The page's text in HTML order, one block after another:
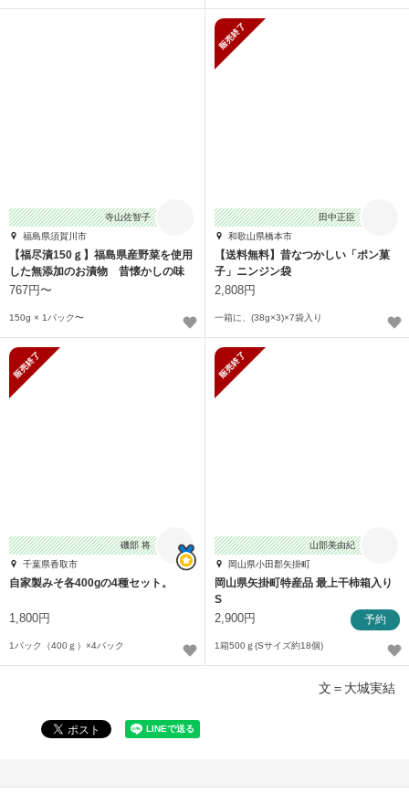
寺山佐智子
福島県須賀川市
【福尽漬150ｇ】福島県産野菜を使用
した無添加のお漬物 昔懐かしの味
767円〜
150g × 1パック〜
田中正臣
和歌山県橋本市
【送料無料】昔なつかしい「ポン菓
子」ニンジン袋
2,808円
一箱に、(38g×3)×7袋入り
磯部 将
千葉県香取市
自家製みそ各400gの4種セット。
1,800円
1パック（400ｇ）×4パック
山部美由紀
岡山県小田郡矢掛町
岡山県矢掛町特産品 最上干柿箱入り
S
2,900円 予約
1箱500ｇ(Sサイズ約18個)
文＝大城実結